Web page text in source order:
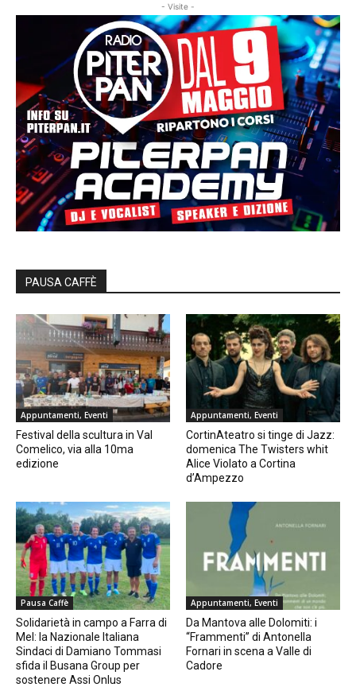
- Visite -
PAUSA CAFFÈ
Appuntamenti, Eventi
Festival della scultura in Val
Comelico, via alla 10ma
edizione
Appuntamenti, Eventi
CortinAteatro si tinge di Jazz:
domenica The Twisters whit
Alice Violato a Cortina
d’Ampezzo
Pausa Caffè
Solidarietà in campo a Farra di
Mel: la Nazionale Italiana
Sindaci di Damiano Tommasi
sfida il Busana Group per
sostenere Assi Onlus
Appuntamenti, Eventi
Da Mantova alle Dolomiti: i
“Frammenti” di Antonella
Fornari in scena a Valle di
Cadore